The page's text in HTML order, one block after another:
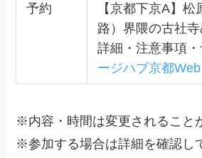
予約
【京都下京A】
路）界隈の古社寺
詳細・注意事項・
ージハブ京都Web
※内容・時間は変更されること
※参加する場合は詳細を確認し